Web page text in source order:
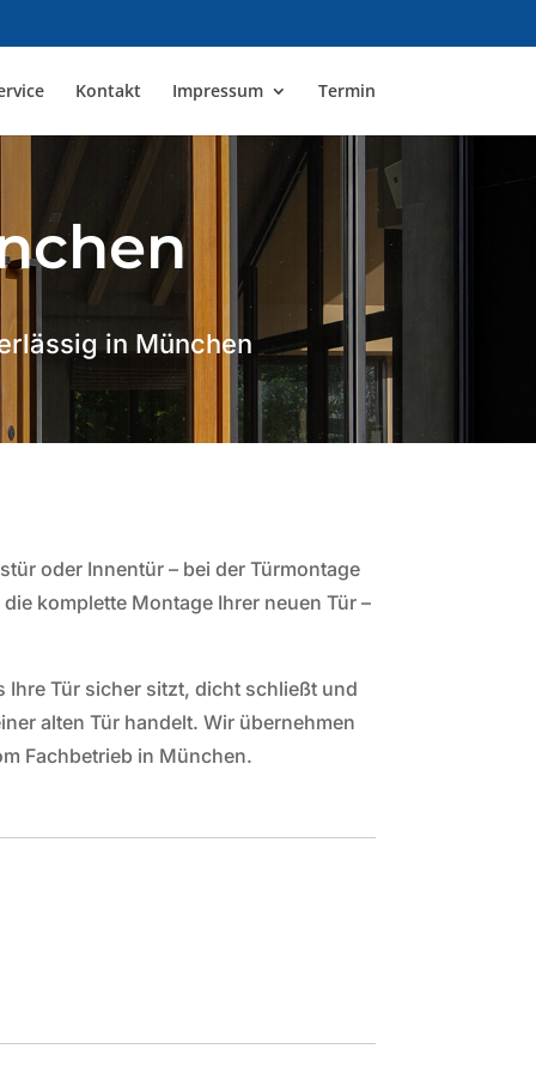
Kontakt Impressum Termin
in München
oder Innentür – bei der Türmontage
komplette Montage Ihrer neuen Tür –
Tür sicher sitzt, dicht schließt und
alten Tür handelt. Wir übernehmen
Fachbetrieb in München.